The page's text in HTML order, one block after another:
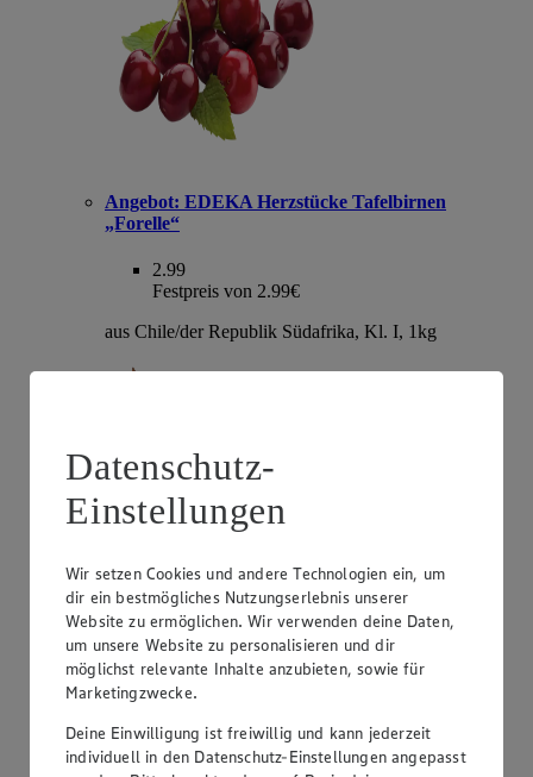
Angebot: EDEKA Herzstücke Tafelbirnen
„Forelle“
2.99
Festpreis von 2.99€
aus Chile/der Republik Südafrika, Kl. I, 1kg
Angebot:EDEKA Herzstücke Tafeltrauben
3.99
Festpreis von 3.99€
hell oder rot, kernlos, Sorte lt. Auszeichnung, aus
Italien, Kl. I, je 1kg
Datenschutz-
Einstellungen
Wir setzen Cookies und andere Technologien ein, um
dir ein bestmögliches Nutzungserlebnis unserer
Website zu ermöglichen. Wir verwenden deine Daten,
um unsere Website zu personalisieren und dir
möglichst relevante Inhalte anzubieten, sowie für
Marketingzwecke.
Deine Einwilligung ist freiwillig und kann jederzeit
individuell in den Datenschutz-Einstellungen angepasst